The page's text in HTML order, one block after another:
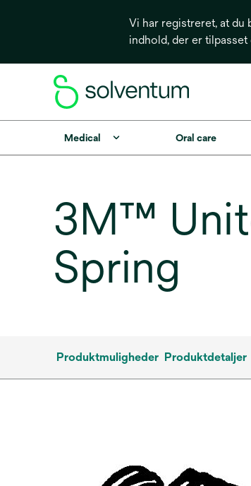
Vi har registreret, at du
indhold, der er tilpasset
Medical Oral care
3M™
Spring
Produktmuligheder Produktdetaljer